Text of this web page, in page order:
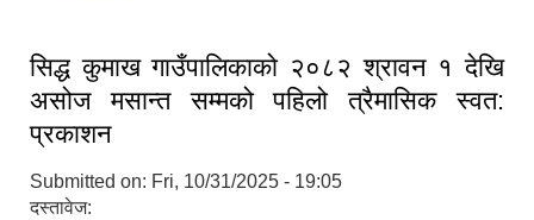
सिद्ध कुमाख गाउँपालिकाको २०८२ श्रावन १ देखि
असोज मसान्त सम्मको पहिलो त्रैमासिक स्वत:
प्रकाशन
Submitted on: Fri, 10/31/2025 - 19:05
दस्तावेज: